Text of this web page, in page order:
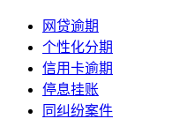
网贷逾期
个性化分期
信用卡逾期
停息挂账
同纠纷案件